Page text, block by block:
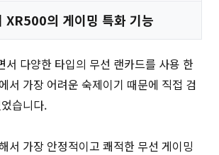
XR500의 게이밍 특화 기능
서 다양한 타입의 무선 랜카드를 사용 한
서 가장 어려운 숙제이기 때문에 직접 검
습니다.
서 가장 안정적이고 쾌적한 무선 게이밍